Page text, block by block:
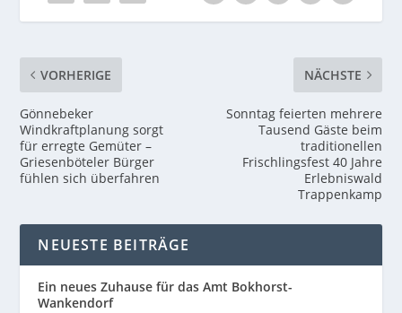
VORHERIGE
Gönnebeker
Windkraftplanung sorgt
für erregte Gemüter –
Griesenböteler Bürger
fühlen sich überfahren
NÄCHSTE
Sonntag feierten mehrere
Tausend Gäste beim
traditionellen
Frischlingsfest 40 Jahre
Erlebniswald
Trappenkamp
NEUESTE BEITRÄGE
Ein neues Zuhause für das Amt Bokhorst-
Wankendorf